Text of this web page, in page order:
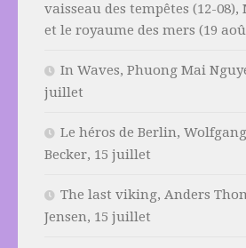
vaisseau des tempêtes (12-08),
et le royaume des mers (19
In Waves, Phuong Mai
juillet
Le héros de Berlin, Wolfgang
Becker, 15 juillet
The last viking, Anders
Jensen, 15 juillet